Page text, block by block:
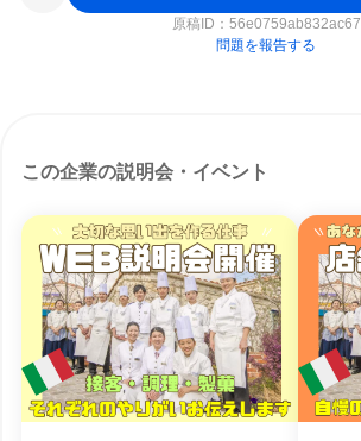
原稿ID： 56e0759ab832ac67
問題を報告する
この企業の説明会・イベント